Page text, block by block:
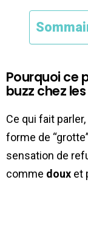
Pourquoi ce
buzz chez
Ce qui fait
forme de “grotte”
sensation de
comme doux et